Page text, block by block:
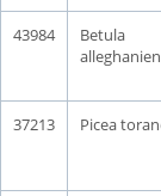
43984
Betula
37213 Picea